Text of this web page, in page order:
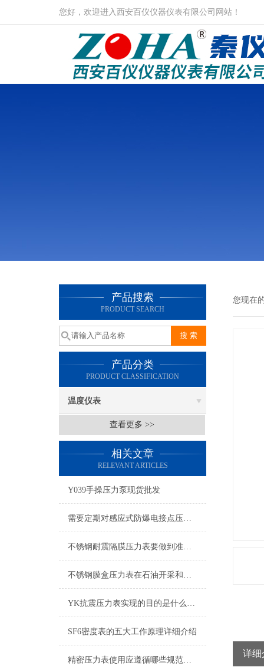
您好，欢迎进入西安百仪仪器仪表有限公司网站！
产品搜索
PRODUCT SEARCH
产品分类
PRODUCT CLASSIFICATION
温度仪表
查看更多 >>
相关文章
RELEVANT ARTICLES
Y039手操压力泵现货批发
需要定期对感应式防爆电接点压力表进行检修维护
不锈钢耐震隔膜压力表要做到准确的测量压力，要知道正确的安装顺序
不锈钢膜盒压力表在石油开采和输送过程中的应用
YK抗震压力表实现的目的是什么？从名字中就可以略知一二
SF6密度表的五大工作原理详细介绍
精密压力表使用应遵循哪些规范，如何使用更精确？
您现在
详细